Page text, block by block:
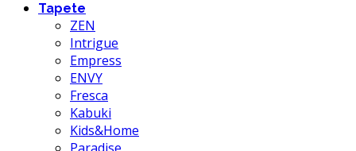
Tapete
ZEN
Intrigue
Empress
ENVY
Fresca
Kabuki
Kids&Home